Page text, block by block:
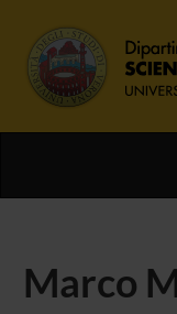
Marco